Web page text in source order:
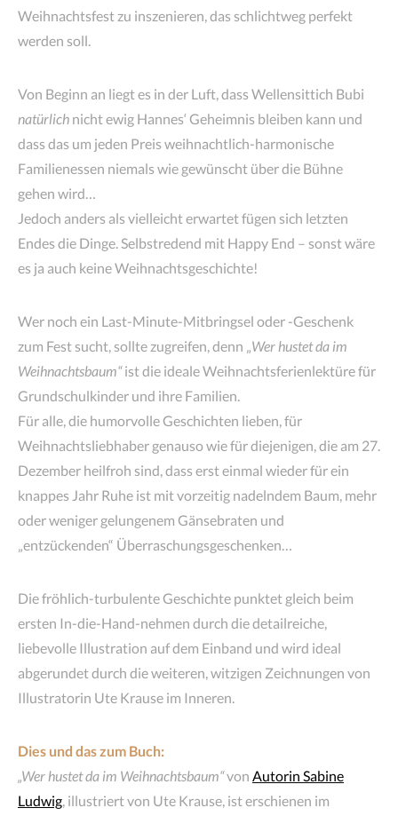
Weihnachtsfest zu inszenieren, das schlichtweg perfekt
werden soll.
Von Beginn an liegt es in der Luft, dass Wellensittich Bubi
natürlich nicht ewig Hannes‘ Geheimnis bleiben kann und
dass das um jeden Preis weihnachtlich-harmonische
Familienessen niemals wie gewünscht über die Bühne
gehen wird…
Jedoch anders als vielleicht erwartet fügen sich letzten
Endes die Dinge. Selbstredend mit Happy End – sonst wäre
es ja auch keine Weihnachtsgeschichte!
Wer noch ein Last-Minute-Mitbringsel oder -Geschenk
zum Fest sucht, sollte zugreifen, denn „Wer hustet da im
Weihnachtsbaum“ist die ideale Weihnachtsferienlektüre für
Grundschulkinder und ihre Familien.
Für alle, die humorvolle Geschichten lieben, für
Weihnachtsliebhaber genauso wie für diejenigen, die am 27.
Dezember heilfroh sind, dass erst einmal wieder für ein
knappes Jahr Ruhe ist mit vorzeitig nadelndem Baum, mehr
oder weniger gelungenem Gänsebraten und
„entzückenden“ Überraschungsgeschenken…
Die fröhlich-turbulente Geschichte punktet gleich beim
ersten In-die-Hand-nehmen durch die detailreiche,
liebevolle Illustration auf dem Einband und wird ideal
abgerundet durch die weiteren, witzigen Zeichnungen von
Illustratorin Ute Krause im Inneren.
Dies und das zum Buch:
„Wer hustet da im Weihnachtsbaum“von Autorin Sabine
Ludwig, illustriert von Ute Krause, ist erschienen im